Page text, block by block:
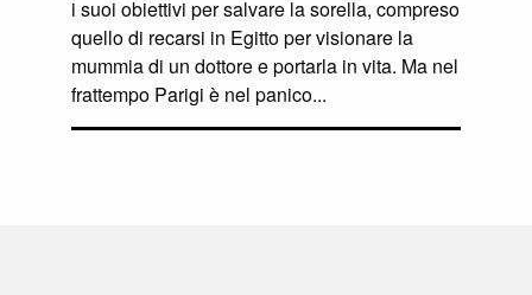
i suoi obiettivi per salvare la sorella, compreso
quello di recarsi in Egitto per visionare la
mummia di un dottore e portarla in vita. Ma nel
frattempo Parigi è nel panico...